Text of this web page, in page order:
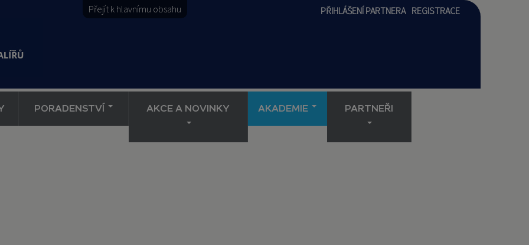
Přejít k hlavnímu obsahu PŘIHLÁŠENÍ PARTNERA REGISTRACE
PORADENSTVÍ AKCE A NOVINKY AKADEMIE PARTNEŘI